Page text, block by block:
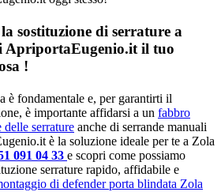
sostituzione di serrature a
ApriportaEugenio.it il tuo
!
è fondamentale e, per garantirti il
è importante affidarsi a un fabbro
delle serrature anche di serrande manuali
è la soluzione ideale per te a Zola
091 04 33 e scopri come possiamo
serrature rapido, affidabile e
di defender porta blindata Zola